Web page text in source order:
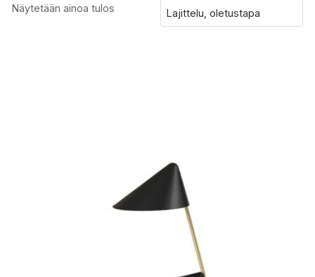
Näytetään ainoa tulos